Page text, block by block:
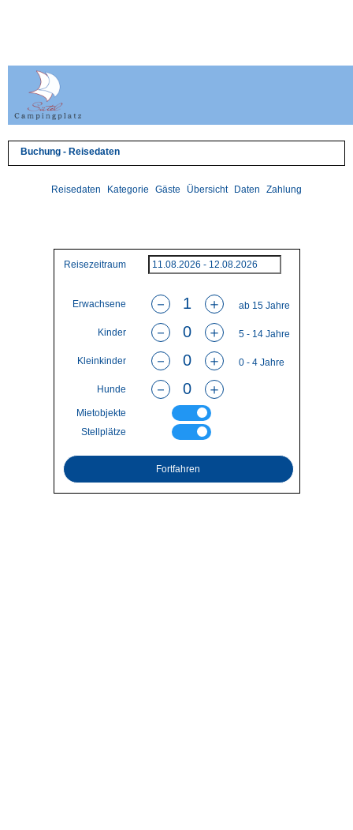
Buchung - Reisedaten
Reisedaten Kategorie Gäste Übersicht Daten Zahlung
Reisezeitraum
Erwachsene － ＋ ab 15 Jahre
Kinder － ＋ 5 - 14 Jahre
Kleinkinder － ＋ 0 - 4 Jahre
Hunde － ＋
Mietobjekte
Stellplätze